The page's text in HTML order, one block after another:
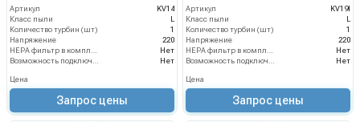
Артикул
KV14
Класс пыли
Количество турбин (шт)
1
Напряжение
220
Нет
Нет
Цена
Запрос цены
Артикул
KV19I
Класс пыли
Количество турбин (шт)
1
Напряжение
220
Нет
Нет
Цена
Запрос цены